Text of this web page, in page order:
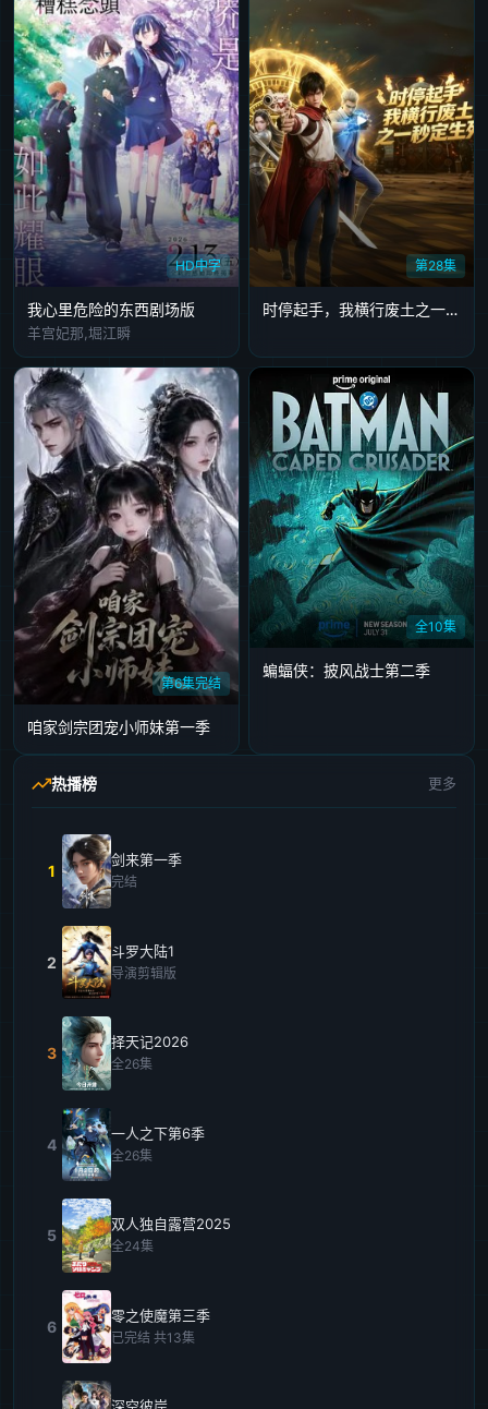
HD中字
我心里危险的东西剧场版
羊宫妃那,堀江瞬
第28集
时停起手，我横行废土之一秒定生死
第6集完结
咱家剑宗团宠小师妹第一季
全10集
蝙蝠侠：披风战士第二季
热播榜 更多
1
剑来第一季
完结
2
斗罗大陆1
导演剪辑版
3
择天记2026
全26集
4
一人之下第6季
全26集
5
双人独自露营2025
全24集
6
零之使魔第三季
已完结 共13集